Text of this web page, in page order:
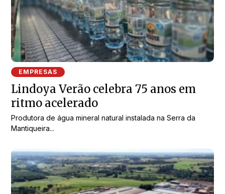
EMPRESAS
Lindoya Verão celebra 75 anos em
ritmo acelerado
Produtora de água mineral natural instalada na Serra da
Mantiqueira...